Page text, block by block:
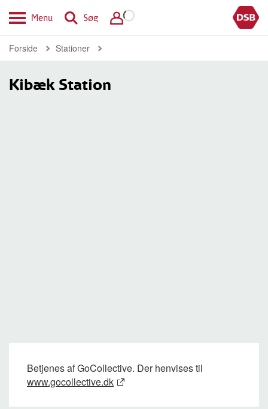
Menu Søg
Forside Stationer
Kibæk Station
Betjenes af GoCollective. Der henvises til
www.gocollective.dk